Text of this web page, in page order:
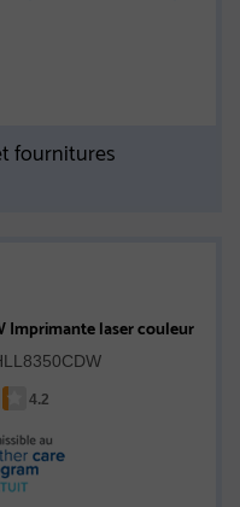
fournitures
Imprimante laser couleur
4.2